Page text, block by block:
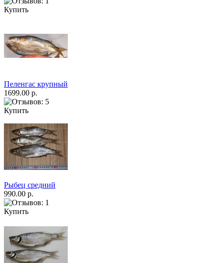
Купить
Пеленгас крупный
1699.00 р.
Купить
Рыбец средний
990.00 р.
Купить